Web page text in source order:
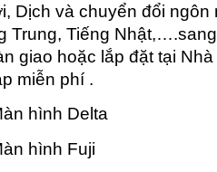
Dịch và chuyển đổi ngôn
Trung, Tiếng
giao hoặc lắp đặt tại
miễn phí .
hình Delta
hình Fuji